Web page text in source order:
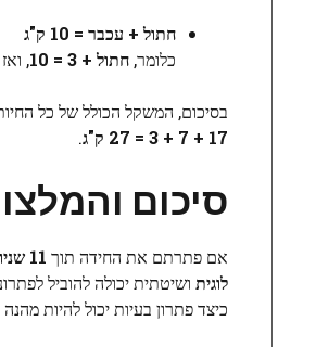
חתול + עכבר = 10 ק"ג
כלומר, חתול + 3 = 10 ,
בסיכום, המשקל הכולל של כל
17 + 7 + 3 = 27 ק"ג
.
סיכום
אם פתרתם את החידה תוך 11 שניות
לוגית ושיטתית יכולה להוביל
כיצד פתרון בעיות יכול להיות מהנה